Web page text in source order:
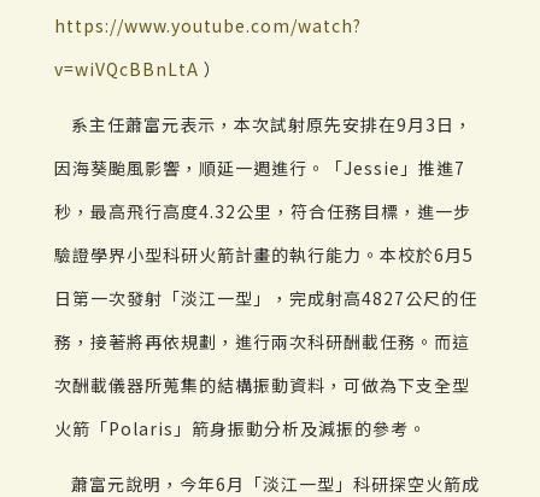
https://www.youtube.com/watch?
v=wiVQcBBnLtA ）
系主任蕭富元表示，本次試射原先安排在9月3日，
因海葵颱風影響，順延一週進行。「Jessie」推進7
秒，最高飛行高度4.32公里，符合任務目標，進一步
驗證學界小型科研火箭計畫的執行能力。本校於6月5
日第一次發射「淡江一型」，完成射高4827公尺的任
務，接著將再依規劃，進行兩次科研酬載任務。而這
次酬載儀器所蒐集的結構振動資料，可做為下支全型
火箭「Polaris」箭身振動分析及減振的參考。
蕭富元說明，今年6月「淡江一型」科研探空火箭成